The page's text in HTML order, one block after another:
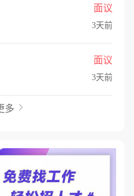
面议
3天前
面议
3天前
多 